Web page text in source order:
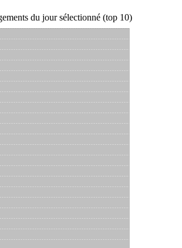
du jour sélectionné (top 10)